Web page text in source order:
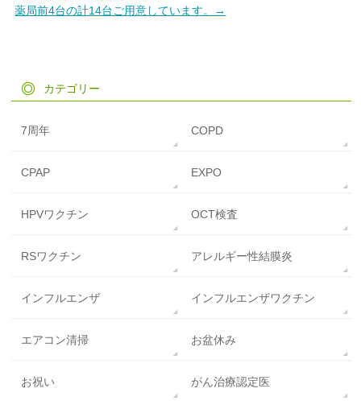
薬局前4台の計14台ご用意しています。→
カテゴリー
7周年 COPD
CPAP EXPO
HPVワクチン OCT検査
RSワクチン アレルギー性結膜炎
インフルエンザ インフルエンザワクチン
エアコン清掃 お盆休み
お祝い がん治療認定医